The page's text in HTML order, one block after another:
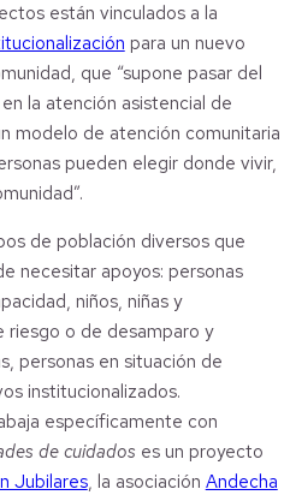
están vinculados a la
para un nuevo
que “supone pasar del
la atención asistencial de
modelo de atención comunitaria
pueden elegir donde vivir,
de población diversos que
necesitar apoyos: personas
niños, niñas y
riesgo o de desamparo y
personas en situación de
institucionalizados.
específicamente con
de cuidados es un proyecto
Jubilares, la asociación Andecha